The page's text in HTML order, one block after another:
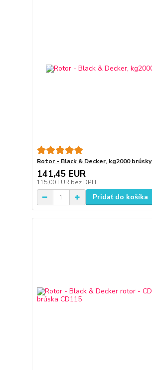
Rotor - Black & Decker, kg2000 brúsky
141,45 EUR
115,00 EUR bez DPH
Pridať do košíka